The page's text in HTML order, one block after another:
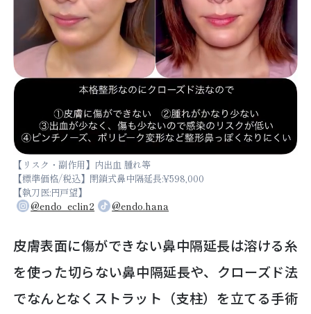
【リスク・副作用】内出血 腫れ等
【標準価格/税込】閉鎖式鼻中隔延長:¥598,000
【執刀医:円戸望】
@endo_eclin2
@endo.hana
皮膚表面に傷ができない鼻中隔延長は溶ける糸
を使った切らない鼻中隔延長や、クローズド法
でなんとなくストラット（支柱）を立てる手術